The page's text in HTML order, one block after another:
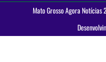
Mato Grosso Agora Notícias